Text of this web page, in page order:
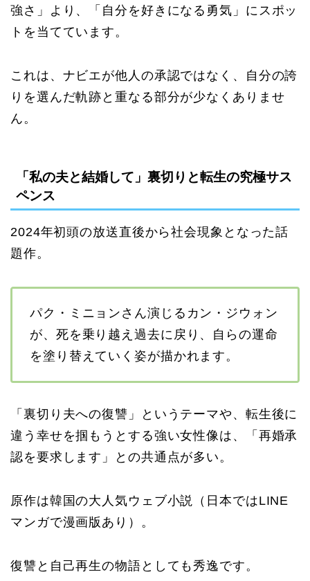
強さ」より、「自分を好きになる勇気」にスポッ
トを当てています。
これは、ナビエが他人の承認ではなく、自分の誇
りを選んだ軌跡と重なる部分が少なくありませ
ん。
「私の夫と結婚して」裏切りと転生の究極サス
ペンス
2024年初頭の放送直後から社会現象となった話
題作。
パク・ミニョンさん演じるカン・ジウォン
が、死を乗り越え過去に戻り、自らの運命
を塗り替えていく姿が描かれます。
「裏切り夫への復讐」というテーマや、転生後に
違う幸せを掴もうとする強い女性像は、「再婚承
認を要求します」との共通点が多い。
原作は韓国の大人気ウェブ小説（日本ではLINE
マンガで漫画版あり）。
復讐と自己再生の物語としても秀逸です。